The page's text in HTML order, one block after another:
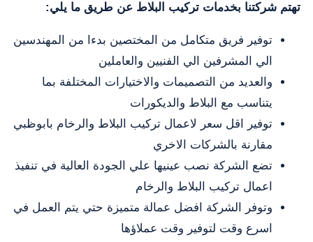
تهتم شركتنا بخدمات تركيب البلاط عن طريق ما يلي:
توفير فريق متكامل من المختصين بدءا من المهندسين
الي المشرفين الي الفنيين والعاملين
والعديد من التصميمات والاختيارات المختلفة بما
يتناسب مع البلاط والديكورات
توفير اقل سعر لاعمال تركيب البلاط والرخام بابوظبي
مقارنة بالشركات الاخري
تضع الشركة نصب عينيها علي الجودة العالية في تنفيذ
اعمال تركيب البلاط والرخام
وتوفر الشركة افضل عمالة متميزة حتي يتم العمل في
اسرع وقت لتوفير وقت عملاؤها